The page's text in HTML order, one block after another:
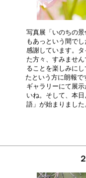
写真展「いのちの
もあっという間で
感謝しています。
た方々、すみませ
ることを楽しみに
たという方に朗報
ギャラリーにて展
いね。そして、本